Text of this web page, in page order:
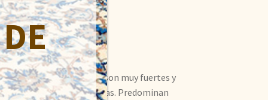
en Turquía. Sus bases son muy fuertes y
todas ellas bien cuidadas. Predominan